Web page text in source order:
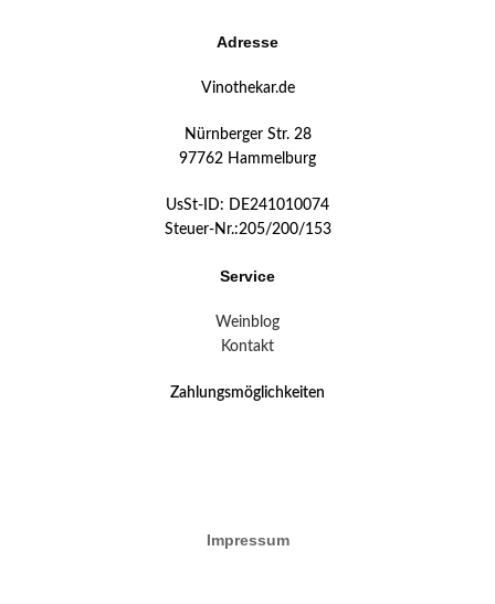
Adresse
Vinothekar.de
Nürnberger Str. 28
97762 Hammelburg
UsSt-ID: DE241010074
Steuer-Nr.:205/200/153
Service
Weinblog
Kontakt
Zahlungsmöglichkeiten
Impressum